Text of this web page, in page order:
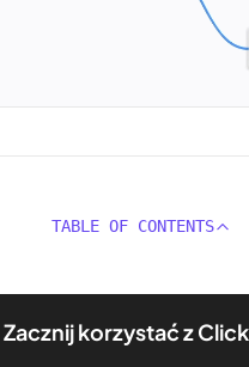
TABLE OF CONTENTS
Zacznij korzystać z